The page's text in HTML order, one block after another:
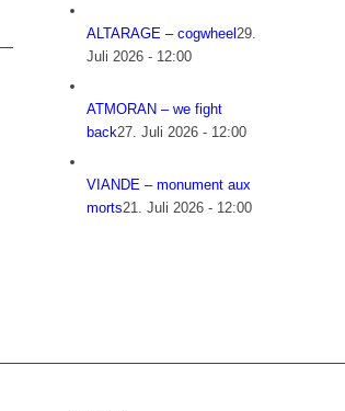
ALTARAGE – cogwheel29.
Juli 2026 - 12:00
ATMORAN – we fight
back27. Juli 2026 - 12:00
VIANDE – monument aux
morts21. Juli 2026 - 12:00